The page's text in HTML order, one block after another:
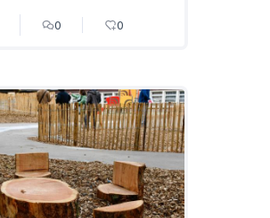
0 0